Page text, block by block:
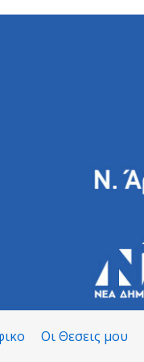
Οι Θεσεις μου